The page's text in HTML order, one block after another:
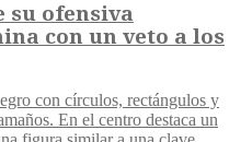
su ofensiva
con un veto a los